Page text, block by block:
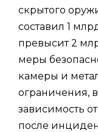
скрытого
составил 1
превысит 2
меры
камеры и
ограничения,
зависимость
после